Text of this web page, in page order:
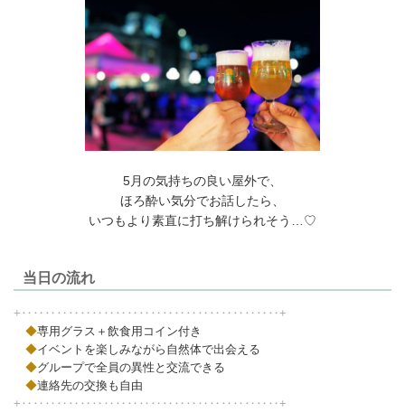
5月の気持ちの良い屋外で、
ほろ酔い気分でお話したら、
いつもより素直に打ち解けられそう…♡
当日の流れ
+‥‥‥‥‥‥‥‥‥‥‥‥‥‥‥‥‥‥‥‥‥‥+
◆専用グラス＋飲食用コイン付き
◆イベントを楽しみながら自然体で出会える
◆グループで全員の異性と交流できる
◆連絡先の交換も自由
+‥‥‥‥‥‥‥‥‥‥‥‥‥‥‥‥‥‥‥‥‥‥+